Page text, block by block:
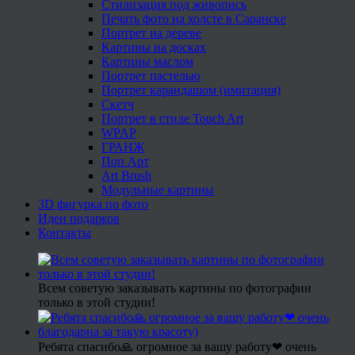
Стилизация под живопись
Печать фото на холсте в Саранске
Портрет на дереве
Картины на досках
Картины маслом
Портрет пастелью
Портрет карандашом (имитация)
Скетч
Портрет в стиле Touch Art
WPAP
ГРАНЖ
Поп Арт
Art Brush
Модульные картины
3D фигурка по фото
Идеи подарков
Контакты
Всем советую заказывать картины по фотографии
только в этой студии!
Ребята спасибо🙏 огромное за вашу работу❤ очень